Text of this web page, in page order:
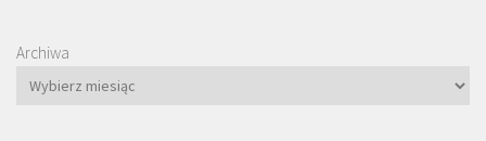
Archiwa